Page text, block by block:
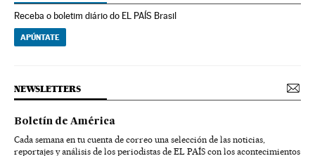
Receba o boletim diário do EL PAÍS Brasil
APÚNTATE
NEWSLETTERS
Boletín de América
Cada semana en tu cuenta de correo una selección de las noticias,
reportajes y análisis de los periodistas de EL PAÍS con los acontecimientos